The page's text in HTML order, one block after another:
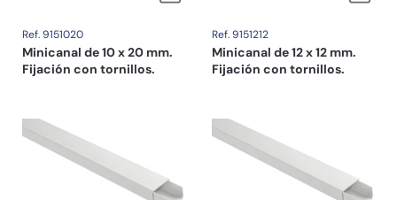
Ref. 9151020
Minicanal de 10 x 20 mm.
Fijación con tornillos.
Ref. 9151212
Minicanal de 12 x 12 mm.
Fijación con tornillos.